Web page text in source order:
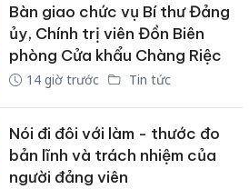
Bàn giao chức vụ Bí thư Đảng
ủy, Chính trị viên Đồn Biên
phòng Cửa khẩu Chàng Riệc
14 giờ trước Tin tức
Nói đi đôi với làm - thước đo
bản lĩnh và trách nhiệm của
người đảng viên